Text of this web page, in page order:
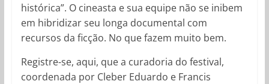
histórica”. O cineasta e sua equipe não se inibem
em hibridizar seu longa documental com
recursos da ficção. No que fazem muito bem.
Registre-se, aqui, que a curadoria do festival,
coordenada por Cleber Eduardo e Francis